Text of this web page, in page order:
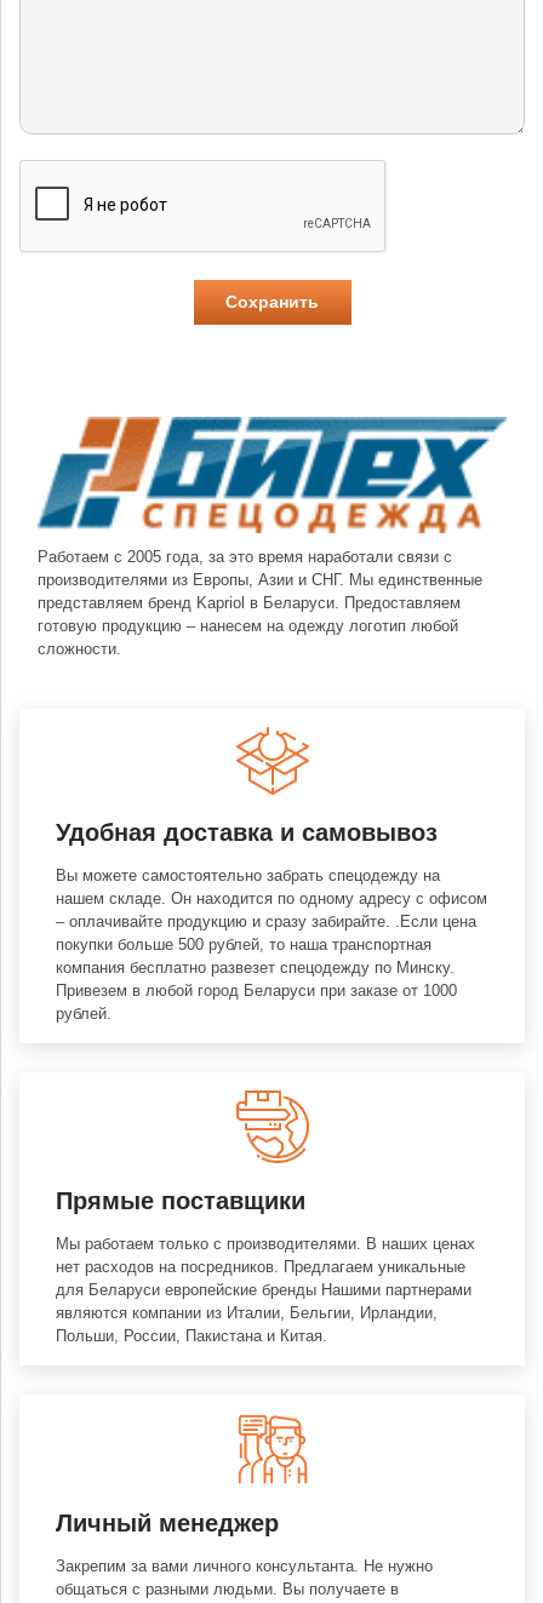
Работаем с 2005 года, за это время наработали связи с
производителями из Европы, Азии и СНГ. Мы единственные
представляем бренд Kapriol в Беларуси. Предоставляем
готовую продукцию – нанесем на одежду логотип любой
сложности.
Удобная доставка и самовывоз
Вы можете самостоятельно забрать спецодежду на
нашем складе. Он находится по одному адресу с офисом
– оплачивайте продукцию и сразу забирайте. .Если цена
покупки больше 500 рублей, то наша транспортная
компания бесплатно развезет спецодежду по Минску.
Привезем в любой город Беларуси при заказе от 1000
рублей.
Прямые поставщики
Мы работаем только с производителями. В наших ценах
нет расходов на посредников. Предлагаем уникальные
для Беларуси европейские бренды Нашими партнерами
являются компании из Италии, Бельгии, Ирландии,
Польши, России, Пакистана и Китая.
Личный менеджер
Закрепим за вами личного консультанта. Не нужно
общаться с разными людьми. Вы получаете в